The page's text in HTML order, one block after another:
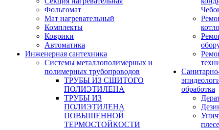
Фольгомат
Мат нагревательный
Комплекты
Коврики
Автоматика
Инженерная сантехника
Системы металлополимерных и
полимерных трубопроводов
ТРУБЫ ИЗ СШИТОГО
ПОЛИЭТИЛЕНА
ТРУБЫ ИЗ
ПОЛИЭТИЛЕНА
ПОВЫШЕННОЙ
ТЕРМОСТОЙКОСТИ
обработка